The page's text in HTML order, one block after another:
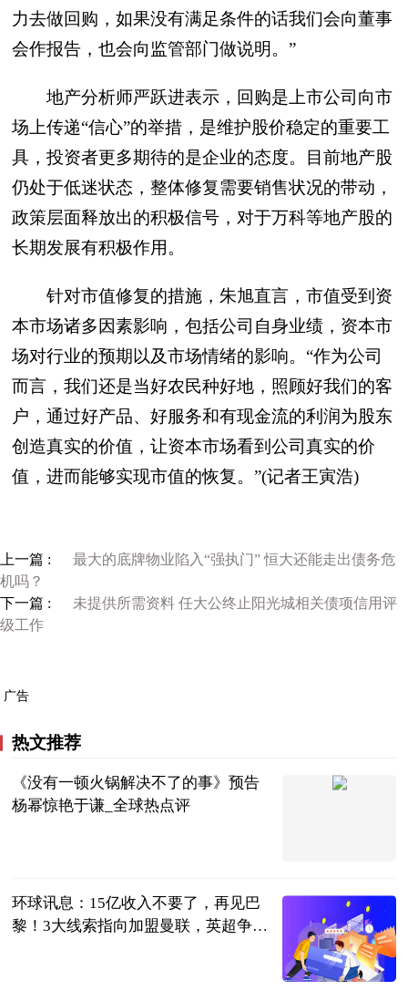
力去做回购，如果没有满足条件的话我们会向董事
会作报告，也会向监管部门做说明。”
地产分析师严跃进表示，回购是上市公司向市
场上传递“信心”的举措，是维护股价稳定的重要工
具，投资者更多期待的是企业的态度。目前地产股
仍处于低迷状态，整体修复需要销售状况的带动，
政策层面释放出的积极信号，对于万科等地产股的
长期发展有积极作用。
针对市值修复的措施，朱旭直言，市值受到资
本市场诸多因素影响，包括公司自身业绩，资本市
场对行业的预期以及市场情绪的影响。“作为公司
而言，我们还是当好农民种好地，照顾好我们的客
户，通过好产品、好服务和有现金流的利润为股东
创造真实的价值，让资本市场看到公司真实的价
值，进而能够实现市值的恢复。”(记者王寅浩)
上一篇 :
最大的底牌物业陷入“强执门” 恒大还能走出债务危
机吗？
下一篇 :
未提供所需资料 任大公终止阳光城相关债项信用评
级工作
广告
热文推荐
《没有一顿火锅解决不了的事》预告
杨幂惊艳于谦_全球热点评
环球讯息：15亿收入不要了，再见巴
黎！3大线索指向加盟曼联，英超争冠